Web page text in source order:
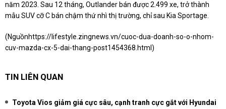
năm 2023. Sau 12 tháng, Outlander bán được 2.499 xe, trở thành
mẫu SUV cỡ C bán chậm thứ nhì thị trường, chỉ sau Kia Sportage.
(Nguồnhttps://lifestyle.zingnews.vn/cuoc-dua-doanh-so-o-nhom-
cuv-mazda-cx-5-dai-thang-post1454368.html )
TIN LIÊN QUAN
Toyota Vios giảm giá cực sâu, cạnh tranh cực gắt với Hyundai